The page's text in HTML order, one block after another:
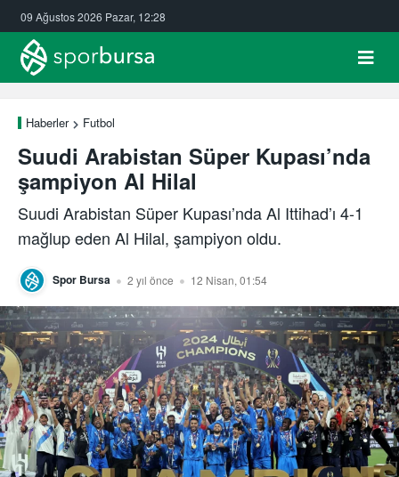
09 Ağustos 2026 Pazar, 12:28
Haberler Futbol
Suudi Arabistan Süper Kupası’nda
şampiyon Al Hilal
Suudi Arabistan Süper Kupası’nda Al Ittihad’ı 4-1
mağlup eden Al Hilal, şampiyon oldu.
Spor Bursa 2 yıl önce 12 Nisan, 01:54